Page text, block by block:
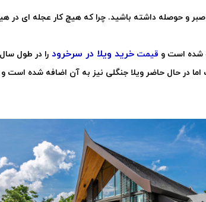
و حوصله داشته باشید. چرا که هیچ کار عجله ای در
شده است و قیمت خرید ویلا در سرخرود را در طول
در حال حاضر ویلا جنگلی نیز به آن اضافه شده